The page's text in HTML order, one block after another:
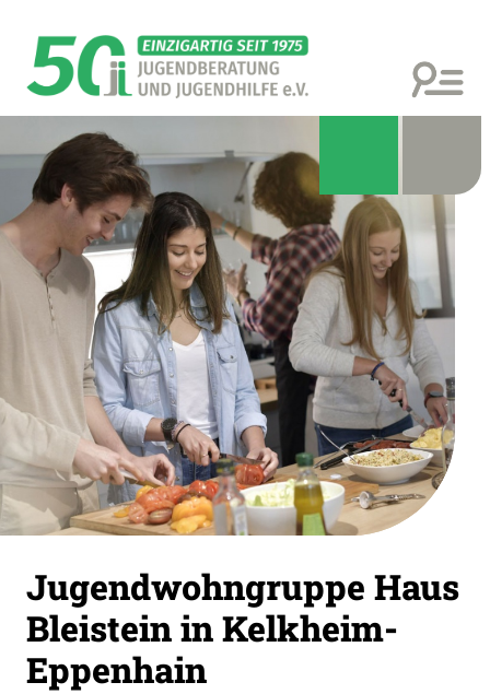
Jugendwohngruppe Haus
Bleistein in Kelkheim-
Eppenhain